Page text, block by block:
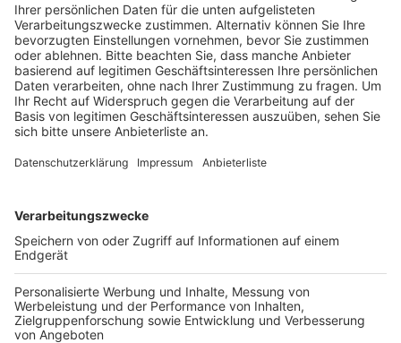
Das ist der Kitchen Club by Nelson Müller
Anzeige
Bei euch läuft das Radio in der Küche, bei uns die
Küche im Radio. Starkoch Nelson Müller lädt uns
Nachkochen oder Nachkochen lassen. Nelson nimmt
uns mit in seine Küche und weiht uns in die
Geheimnisse eines bekannten Profikochs ein. Der
Kitchen Club by Nelson Müller ist etwas für alle
Gourmets und Gourmüsen. Für alle von euch, die
wissen, dass Kardamom ein Gewürz ist und kein